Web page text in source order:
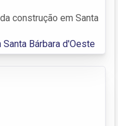
construção em Santa
Bárbara d'Oeste